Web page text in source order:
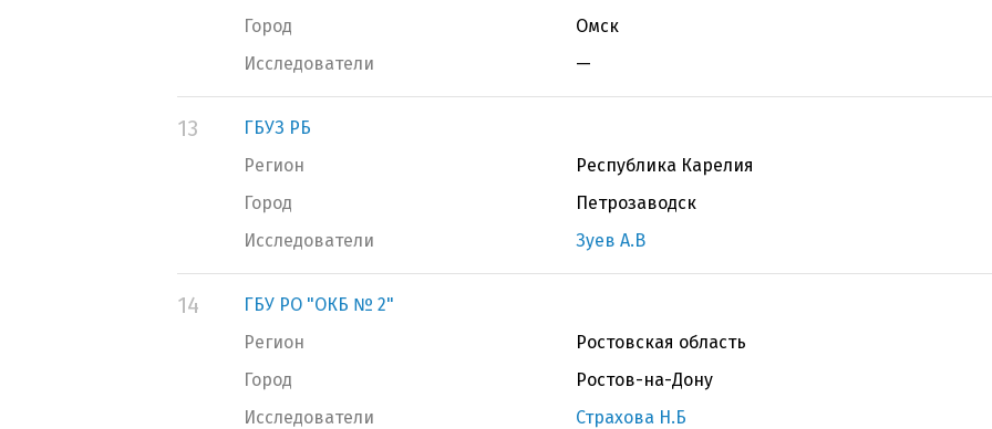
Город
Омск
Исследователи
—
13
ГБУЗ РБ
Регион
Республика Карелия
Город
Петрозаводск
Исследователи
Зуев А.В
14
ГБУ РО "ОКБ № 2"
Регион
Ростовская область
Город
Ростов-на-Дону
Исследователи
Страхова Н.Б